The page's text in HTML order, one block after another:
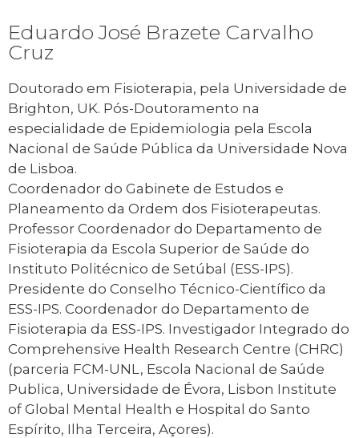
Eduardo José Brazete Carvalho
Cruz
Doutorado em Fisioterapia, pela Universidade de
Brighton, UK. Pós-Doutoramento na
especialidade de Epidemiologia pela Escola
Nacional de Saúde Pública da Universidade Nova
de Lisboa.
Coordenador do Gabinete de Estudos e
Planeamento da Ordem dos Fisioterapeutas.
Professor Coordenador do Departamento de
Fisioterapia da Escola Superior de Saúde do
Instituto Politécnico de Setúbal (ESS-IPS).
Presidente do Conselho Técnico-Científico da
ESS-IPS. Coordenador do Departamento de
Fisioterapia da ESS-IPS. Investigador Integrado do
Comprehensive Health Research Centre (CHRC)
(parceria FCM-UNL, Escola Nacional de Saúde
Publica, Universidade de Évora, Lisbon Institute
of Global Mental Health e Hospital do Santo
Espírito, Ilha Terceira, Açores).